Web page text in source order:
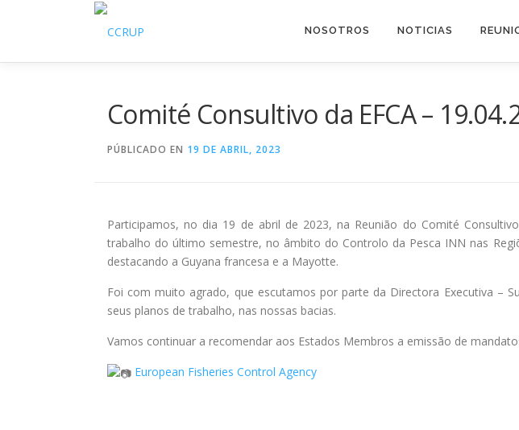
NOSOTROS NOTICIAS
Comité Consultivo da EFCA –
PÚBLICADO EN 19 DE ABRIL, 2023
Participamos, no dia 19 de abril de 2023, na Reunião do Comité
trabalho do último semestre, no âmbito do Controlo da Pesca INN nas
destacando a Guyana francesa e a Mayotte.
Foi com muito agrado, que escutamos por parte da Directora Executiva –
seus planos de trabalho, nas nossas bacias.
Vamos continuar a recomendar aos Estados Membros a emissão de
European Fisheries Control Agency